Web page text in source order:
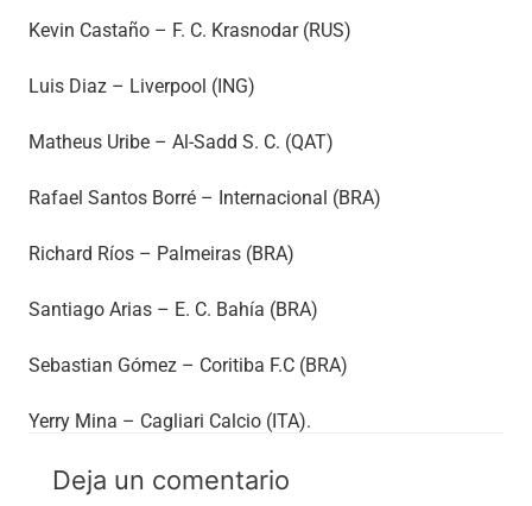
Kevin Castaño – F. C. Krasnodar (RUS)
Luis Diaz – Liverpool (ING)
Matheus Uribe – Al-Sadd S. C. (QAT)
Rafael Santos Borré – Internacional (BRA)
Richard Ríos – Palmeiras (BRA)
Santiago Arias – E. C. Bahía (BRA)
Sebastian Gómez – Coritiba F.C (BRA)
Yerry Mina – Cagliari Calcio (ITA).
Deja un comentario